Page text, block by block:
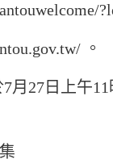
。
27日上午11